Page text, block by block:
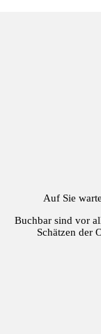
Auf Sie
Buchbar sind vor
Schätzen der